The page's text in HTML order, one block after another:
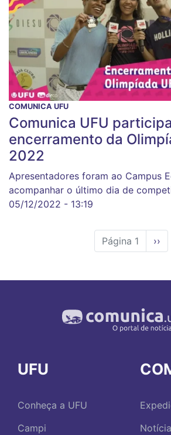
COMUNICA UFU
Comunica UFU
encerramento da
2022
Apresentadores foram ao Campus
acompanhar o último dia de
05/12/2022 - 13:19
Página 1 ››
UFU
Conheça a UFU
Campi